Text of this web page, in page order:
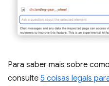
Para saber mais sobre
consulte 5 coisas legais